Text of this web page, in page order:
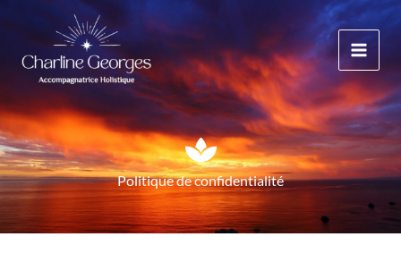
contenu
Politique de confidentialité